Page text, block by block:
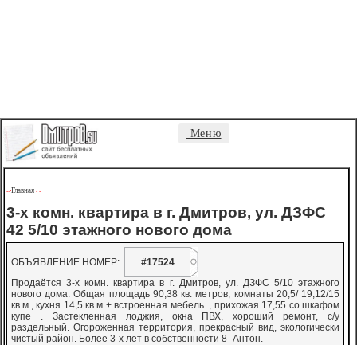
Меню
->Главная - -
3-х комн. квартира в г. Дмитров, ул. ДЗФС
42 5/10 этажного нового дома
ОБЪЯВЛЕНИЕ НОМЕР:
#17524
Продаётся 3-х комн. квартира в г. Дмитров, ул. ДЗФС 5/10 этажного
нового дома. Общая площадь 90,38 кв. метров, комнаты 20,5/ 19,12/15
кв.м., кухня 14,5 кв.м + встроенная мебель ., прихожая 17,55 со шкафом
купе . Застекленная лоджия, окна ПВХ, хороший ремонт, с/у
раздельный. Огороженная территория, прекрасный вид, экологически
чистый район. Более 3-х лет в собственности 8- Антон.